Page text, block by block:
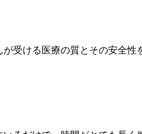
受ける医療の質とその安全性